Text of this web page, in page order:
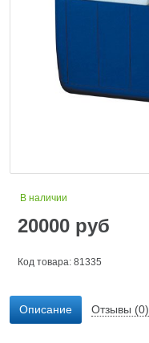
В наличии
20000 руб
Код товара: 81335
Описание Отзывы (0)